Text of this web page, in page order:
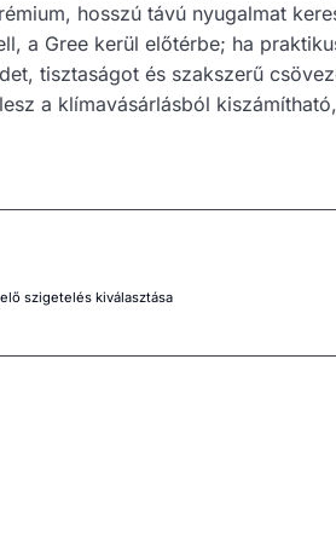
hosszú távú nyugalmat
a Gree kerül előtérbe; ha
tisztaságot és szakszerű
a klímavásárlásból
szigetelés kiválasztása